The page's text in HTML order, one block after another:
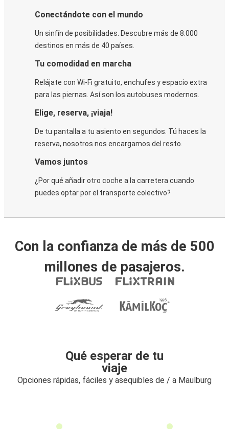
Conectándote con el mundo
Un sinfín de posibilidades. Descubre más de 8.000
destinos en más de 40 países.
Tu comodidad en marcha
Relájate con Wi-Fi gratuito, enchufes y espacio extra
para las piernas. Así son los autobuses modernos.
Elige, reserva, ¡viaja!
De tu pantalla a tu asiento en segundos. Tú haces la
reserva, nosotros nos encargamos del resto.
Vamos juntos
¿Por qué añadir otro coche a la carretera cuando
puedes optar por el transporte colectivo?
Con la confianza de más de 500
millones de pasajeros.
Qué esperar de tu
viaje
Opciones rápidas, fáciles y asequibles de / a Maulburg